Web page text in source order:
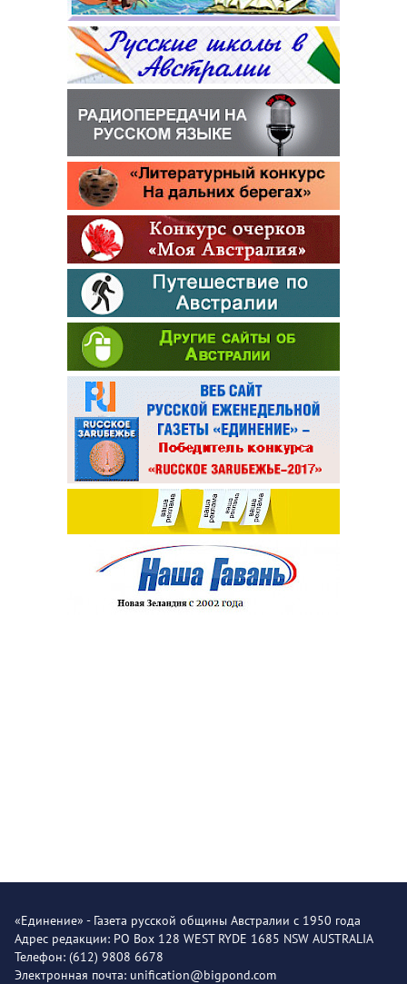
«Единение» - Газета русской общины Австралии с 1950 года
Адрес редакции: PO Box 128 WEST RYDE 1685 NSW AUSTRALIA
Телефон: (612) 9808 6678
Электронная почта: unification@bigpond.com